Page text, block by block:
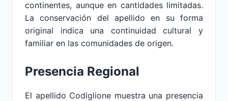
continentes, aunque en cantidades limitadas.
La conservación del apellido en su forma
original indica una continuidad cultural y
familiar en las comunidades de origen.
Presencia Regional
El apellido Codiglione muestra una presencia